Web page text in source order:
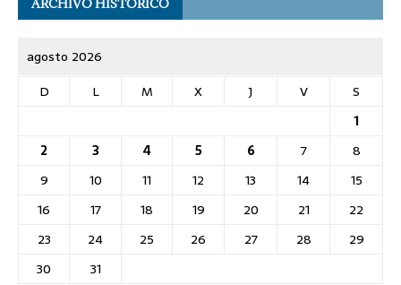
ARCHIVO HISTÓRICO
agosto 2026
D
L M X J V
S
1
2
3 4 5 6 7
8
9
10 11 12 13 14
15
16
17 18 19 20 21
22
23
24 25 26 27 28
29
30
31